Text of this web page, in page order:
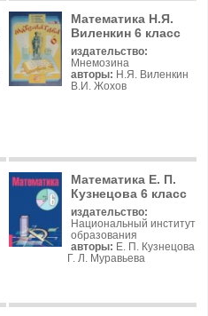
Математика Н.Я.
Виленкин 6 класс
издательство:
Мнемозина
авторы: Н.Я. Виленкин
В.И. Жохов
Математика Е. П.
Кузнецова 6 класс
издательство:
Национальный институт
образования
авторы: Е. П. Кузнецова
Г. Л. Муравьева